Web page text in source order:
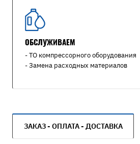
ОБСЛУЖИВАЕМ
- ТО компрессорного оборудования
- Замена расходных материалов
ЗАКАЗ - ОПЛАТА - ДОСТАВКА